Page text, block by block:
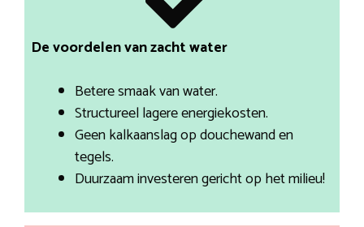
De voordelen van zacht water
Betere smaak van water.
Structureel lagere energiekosten.
Geen kalkaanslag op douchewand en
tegels.
Duurzaam investeren gericht op het milieu!